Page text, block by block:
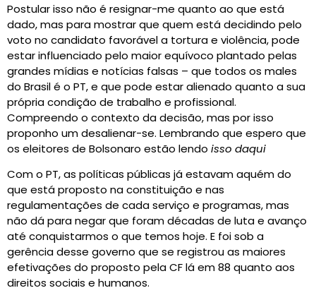
Postular isso não é resignar-me quanto ao que está
dado, mas para mostrar que quem está decidindo pelo
voto no candidato favorável a tortura e violência, pode
estar influenciado pelo maior equívoco plantado pelas
grandes mídias e notícias falsas – que todos os males
do Brasil é o PT, e que pode estar alienado quanto a sua
própria condição de trabalho e profissional.
Compreendo o contexto da decisão, mas por isso
proponho um desalienar-se. Lembrando que espero que
os eleitores de Bolsonaro estão lendo isso daqui
Com o PT, as políticas públicas já estavam aquém do
que está proposto na constituição e nas
regulamentações de cada serviço e programas, mas
não dá para negar que foram décadas de luta e avanço
até conquistarmos o que temos hoje. E foi sob a
gerência desse governo que se registrou as maiores
efetivações do proposto pela CF lá em 88 quanto aos
direitos sociais e humanos.